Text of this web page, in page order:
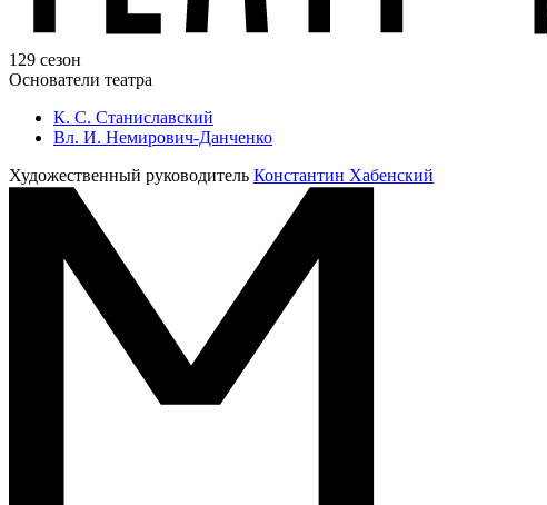
129 сезон
Основатели театра
К. С. Станиславский
Вл. И. Немирович-Данченко
Художественный руководитель Константин Хабенский